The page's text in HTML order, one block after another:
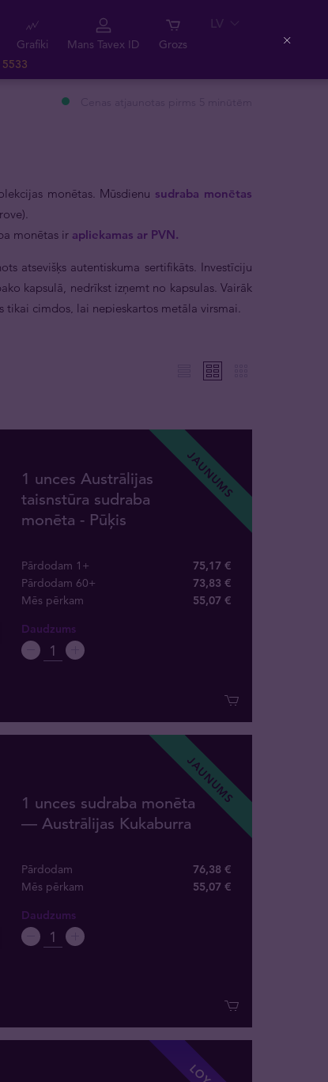
Grafiki Mans Tavex ID Grozs
LV
monētas. Mūsdienu sudraba monētas
monētas ir apliekamas ar PVN.
atsevišķs autentiskuma sertifikāts. Investīciju
kapsulā, nedrīkst izņemt no kapsulas. Vairāk
cimdos, lai nepieskartos metāla virsmai.
JAUNUMS
1 unces Austrālijas
taisnstūra sudraba
monēta - Pūķis
Pārdodam 1+
75,17 €
Pārdodam 60+
73,83 €
Mēs pērkam
55,07 €
Daudzums
JAUNUMS
1 unces sudraba monēta
— Austrālijas Kukaburra
Pārdodam
76,38 €
Mēs pērkam
55,07 €
Daudzums
Close